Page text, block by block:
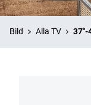
Bild Alla TV 37"-